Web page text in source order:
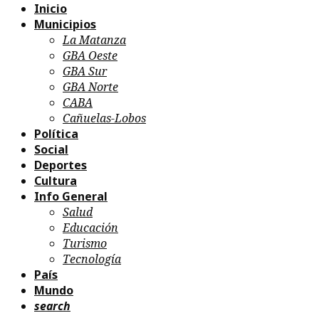
Inicio
Municipios
La Matanza
GBA Oeste
GBA Sur
GBA Norte
CABA
Cañuelas-Lobos
Política
Social
Deportes
Cultura
Info General
Salud
Educación
Turismo
Tecnología
País
Mundo
search